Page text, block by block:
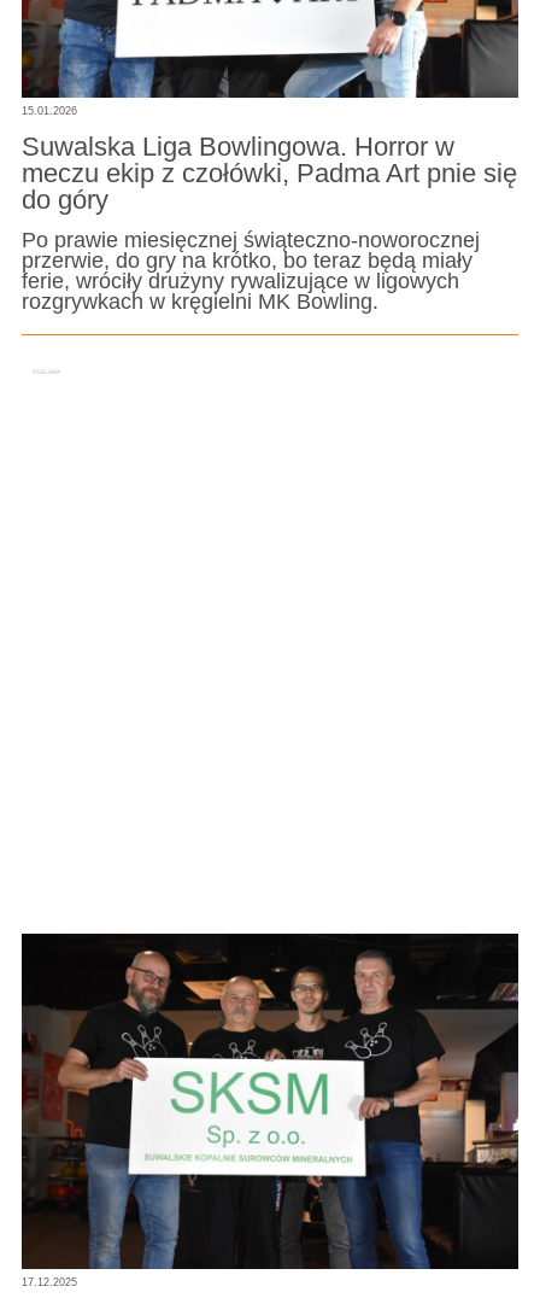
15.01.2026
Suwalska Liga Bowlingowa. Horror w
meczu ekip z czołówki, Padma Art pnie się
do góry
Po prawie miesięcznej świąteczno-noworocznej
przerwie, do gry na krótko, bo teraz będą miały
ferie, wróciły drużyny rywalizujące w ligowych
rozgrywkach w kręgielni MK Bowling.
17.12.2025